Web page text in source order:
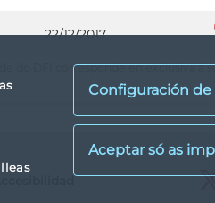
Configuración de
22/12/2017
do DFI corresponde en exclusiva á